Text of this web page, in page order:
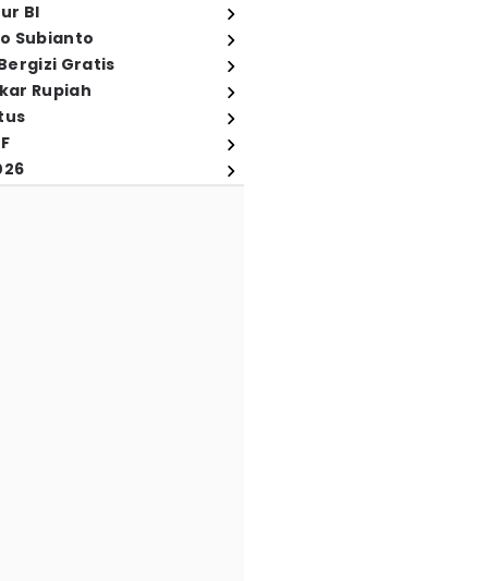
BI
Subianto
Gratis
Rupiah